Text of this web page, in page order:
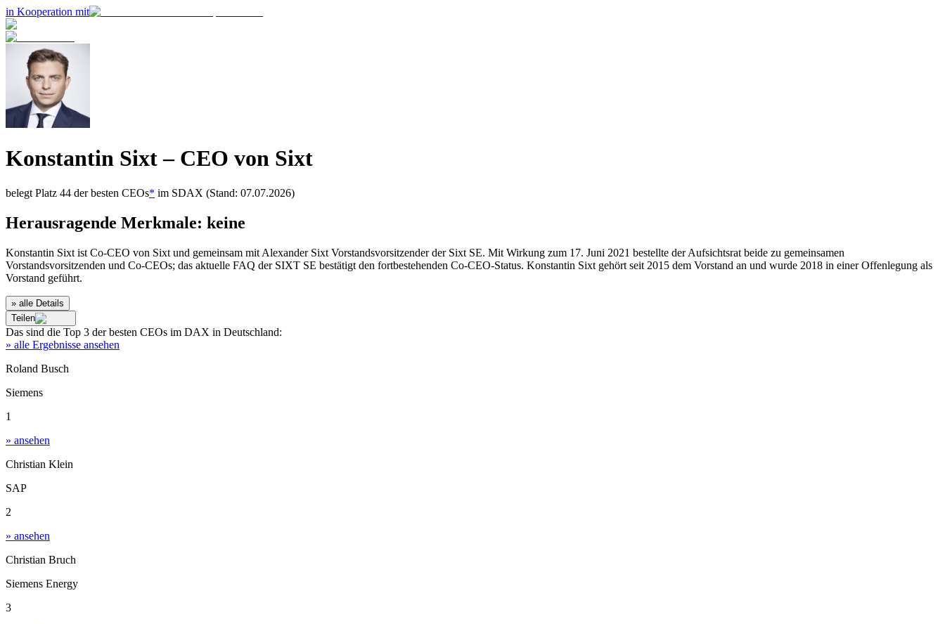
in Kooperation mit
Konstantin Sixt– CEO von Sixt
belegt Platz 44 der besten CEOs* im SDAX (Stand: 07.07.2026)
Herausragende Merkmale: keine
Konstantin Sixt ist Co-CEO von Sixt und gemeinsam mit Alexander Sixt Vorstandsvorsitzender der Sixt SE. Mit Wirkung zum 17. Juni 2021 bestellte der Aufsichtsrat beide zu gemeinsamen
Vorstandsvorsitzenden und Co-CEOs; das aktuelle FAQ der SIXT SE bestätigt den fortbestehenden Co-CEO-Status. Konstantin Sixt gehört seit 2015 dem Vorstand an und wurde 2018 in einer Offenlegung als
Vorstand geführt.
» alle Details
Teilen
Das sind die Top 3 der besten CEOs im DAX in Deutschland:
» alle Ergebnisse ansehen
Roland Busch
Siemens
1
» ansehen
Christian Klein
SAP
2
» ansehen
Christian Bruch
Siemens Energy
3